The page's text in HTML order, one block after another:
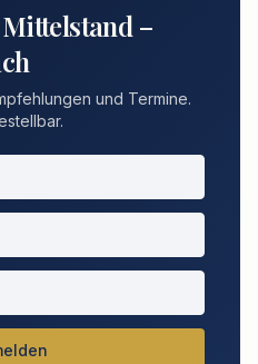
–
und Termine.